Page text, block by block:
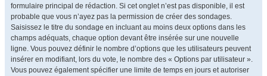
formulaire principal de rédaction. Si cet onglet n’est pas disponible, il est
probable que vous n’ayez pas la permission de créer des sondages.
Saisissez le titre du sondage en incluant au moins deux options dans les
champs adéquats, chaque option devant être insérée sur une nouvelle
ligne. Vous pouvez définir le nombre d’options que les utilisateurs peuvent
insérer en modifiant, lors du vote, le nombre des « Options par utilisateur ».
Vous pouvez également spécifier une limite de temps en jours et autoriser